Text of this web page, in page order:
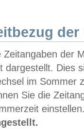
der
Zeitangaben der
dargestellt. Dies
im Sommer
Sie die